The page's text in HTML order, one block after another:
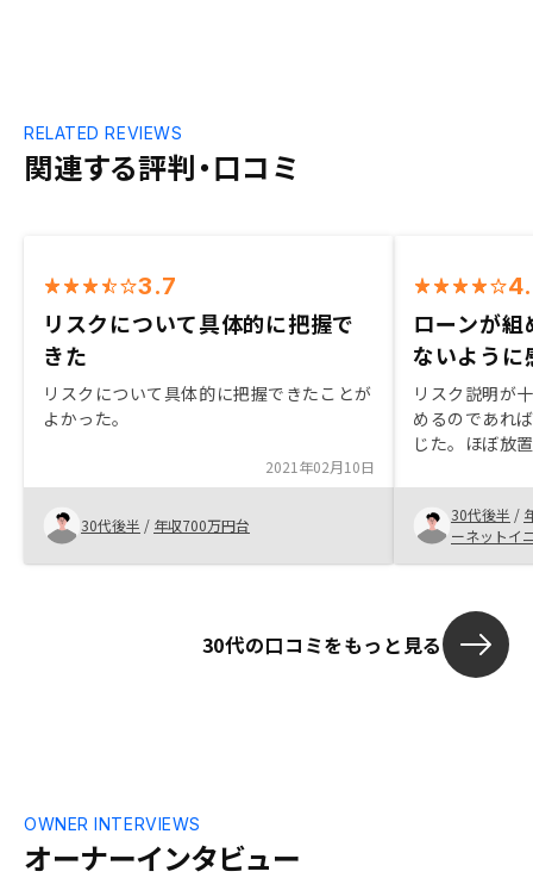
関連する評判・口コミ
RELATED REVIEWS
3.7
リスクについて具体的に把握で
きた
リスクについて具体的に把握できたことが
よかった。
2021年02月10日
30代後半 / 年収700万円台
ローンが
ないように
リスク説明が
めるのであれ
じた。ほぼ放
30代後半 /
ーネットイ
30代の口コミをもっと見る
オーナーインタビュー
OWNER INTERVIEWS